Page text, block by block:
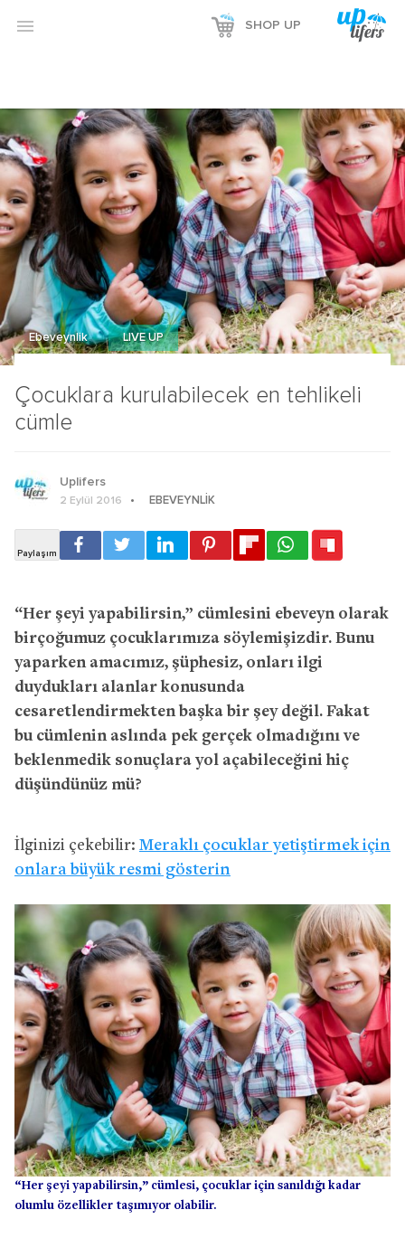
 SHOP UP
Çocuklara kurulabilecek en tehlikeli
cümle
Ebeveynlik LIVE UP
Uplifers
2 Eylül 2016 EBEVEYNLIK
“Her şeyi yapabilirsin,” cümlesini ebeveyn olarak
birçoğumuz çocuklarımıza söylemişizdir. Bunu
yaparken amacımız, şüphesiz, onları ilgi
duydukları alanlar konusunda
cesaretlendirmekten başka bir şey değil. Fakat
bu cümlenin aslında pek gerçek olmadığını ve
beklenmedik sonuçlara yol açabileceğini hiç
düşündünüz mü?
İlginizi çekebilir: Meraklı çocuklar yetiştirmek için
onlara büyük resmi gösterin
“Her şeyi yapabilirsin,” cümlesi, çocuklar için sanıldığı kadar
olumlu özellikler taşımıyor olabilir.